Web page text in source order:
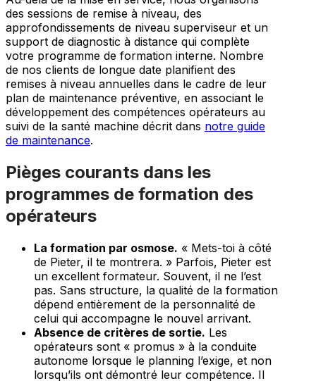
des sessions de remise à niveau, des
approfondissements de niveau superviseur et un
support de diagnostic à distance qui complète
votre programme de formation interne. Nombre
de nos clients de longue date planifient des
remises à niveau annuelles dans le cadre de leur
plan de maintenance préventive, en associant le
développement des compétences opérateurs au
suivi de la santé machine décrit dans notre guide
de maintenance.
Pièges courants dans les
programmes de formation des
opérateurs
La formation par osmose. « Mets-toi à côté
de Pieter, il te montrera. » Parfois, Pieter est
un excellent formateur. Souvent, il ne l’est
pas. Sans structure, la qualité de la formation
dépend entièrement de la personnalité de
celui qui accompagne le nouvel arrivant.
Absence de critères de sortie. Les
opérateurs sont « promus » à la conduite
autonome lorsque le planning l’exige, et non
lorsqu’ils ont démontré leur compétence. Il